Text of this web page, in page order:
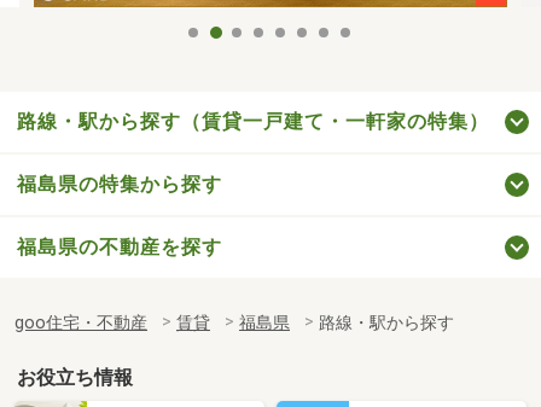
路線・駅から探す（賃貸一戸建て・一軒家の特集）
福島県の特集から探す
福島県の不動産を探す
goo住宅・不動産 賃貸 福島県 路線・駅から探す
お役立ち情報